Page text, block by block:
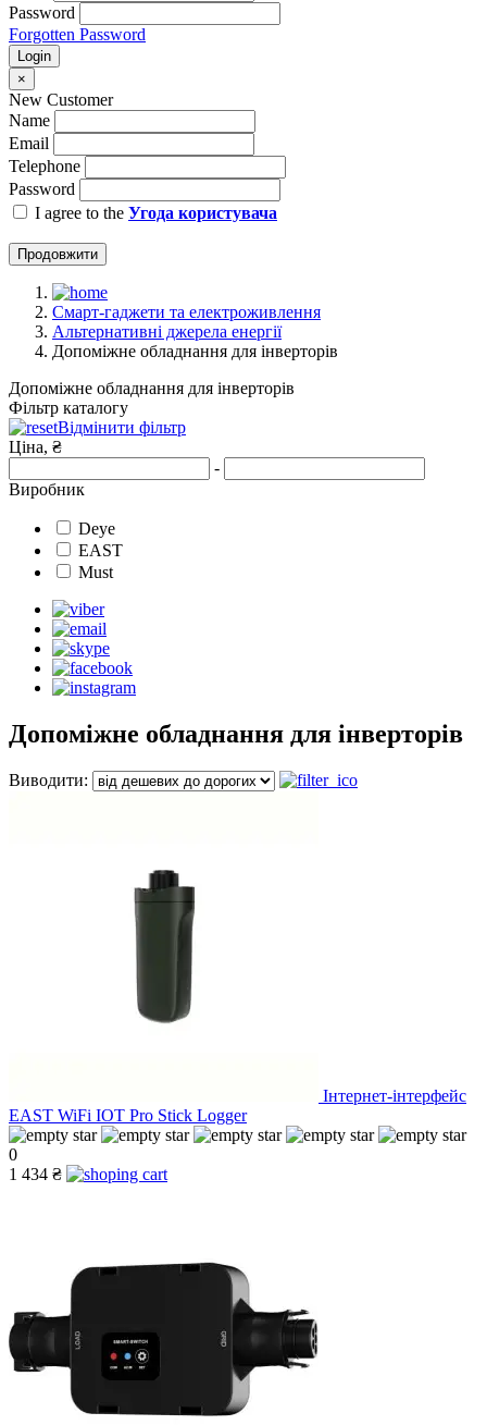
Password
Forgotten Password
Login
×
New Customer
Name
Email
Telephone
Password
I agree to the Угода користувача
Продовжити
Смарт-гаджети та електроживлення
Альтернативні джерела енергії
Допоміжне обладнання для інверторів
Допоміжне обладнання для інверторів
Фільтр каталогу
Відмінити фільтр
Ціна, ₴
-
Виробник
Deye
EAST
Must
Допоміжне обладнання для інверторів
Виводити:
Інтернет-інтерфейс
EAST WiFi IOT Pro Stick Logger
0
1 434 ₴